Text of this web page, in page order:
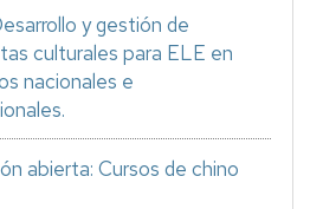
y gestión de
culturales para ELE en
nacionales e
abierta: Cursos de chino